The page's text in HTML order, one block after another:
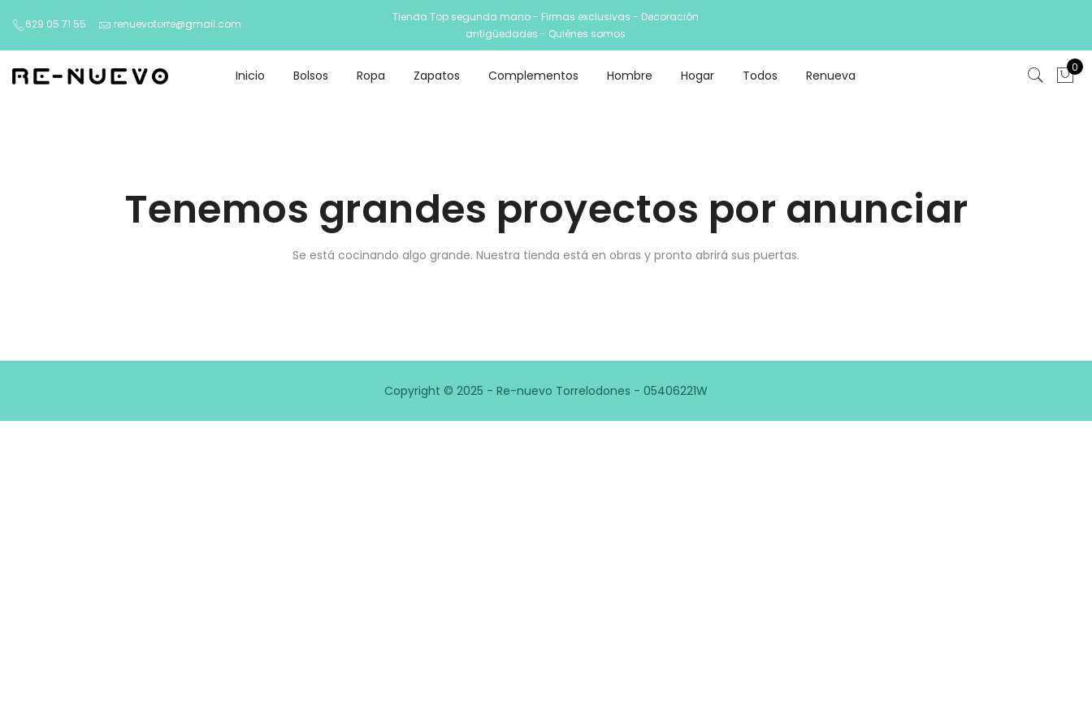
629 05 71 55 renuevotorre@gmail.com
Tienda Top segunda mano - Firmas exclusivas - Decoración
antigüedades - Quiénes somos
Inicio Bolsos Ropa Zapatos Complementos Hombre Hogar Todos Renueva
0
Tenemos grandes proyectos por anunciar
Se está cocinando algo grande. Nuestra tienda está en obras y pronto abrirá sus puertas.
Copyright © 2025 - Re-nuevo Torrelodones - 05406221W